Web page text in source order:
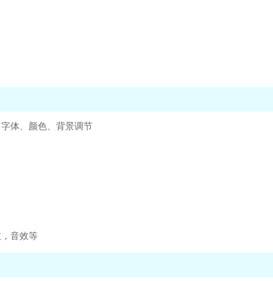
体、颜色、背景调节
音效等